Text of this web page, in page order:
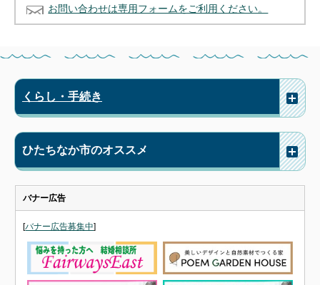
お問い合わせは専用フォームをご利用ください。
くらし・手続き
ひたちなか市のオススメ
バナー広告
[バナー広告募集中]